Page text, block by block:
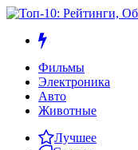
Фильмы
Электроника
Авто
Животные
Лучшее